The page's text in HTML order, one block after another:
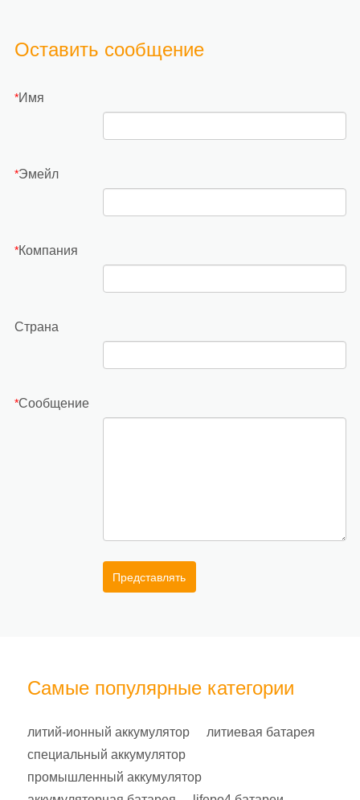
Оставить сообщение
*Имя
*Эмейл
*Компания
Страна
*Сообщение
Представлять
Самые популярные категории
литий-ионный аккумулятор
литиевая батарея
специальный аккумулятор
промышленный аккумулятор